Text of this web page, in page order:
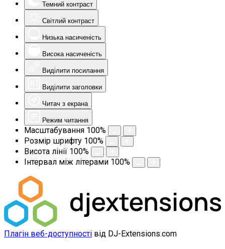
Темний контраст
Світлий контраст
Низька насиченість
Висока насиченість
Виділити посилання
Виділити заголовки
Читач з екрана
Режим читання
Масштабування 100%
Розмір шрифту 100%
Висота лінії 100%
Інтервал між літерами 100%
Плагін веб-доступності від DJ-Extensions.com